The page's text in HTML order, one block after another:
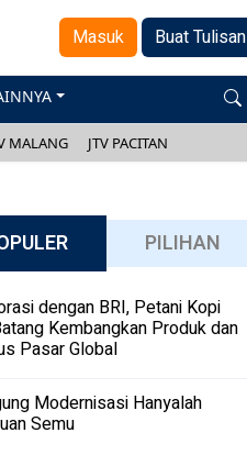
Masuk Buat Tulisan
MALANG JTV PACITAN
PILIHAN
dengan BRI, Petani Kopi
Kembangkan Produk dan
Pasar Global
Modernisasi Hanyalah
Semu